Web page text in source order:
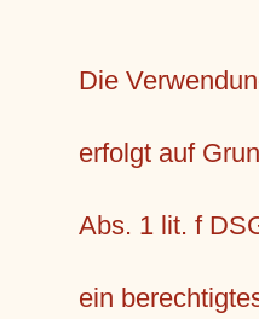
Die
erfolgt auf
Abs. 1 lit. f
ein